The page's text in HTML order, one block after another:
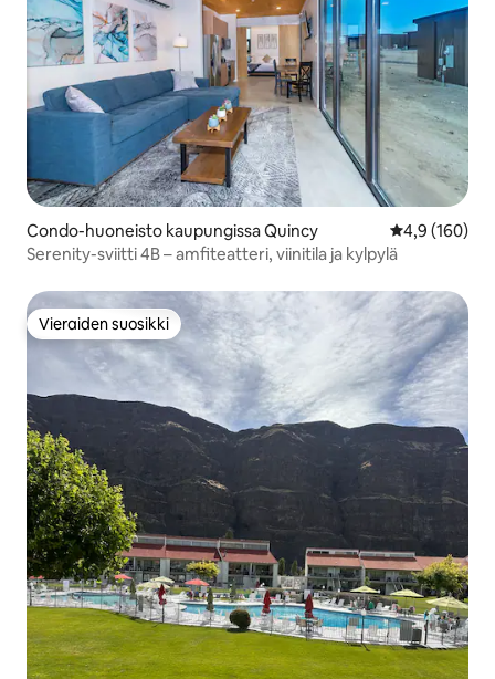
Condo-huoneisto kaupungissa Quincy
4,9 (160)
Serenity-sviitti 4B – amfiteatteri, viinitila ja kylpylä
Vieraiden suosikki
Vieraiden suosikki